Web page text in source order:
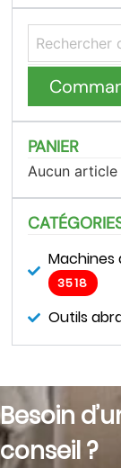
PANIER
Aucun article
Machines
3518
Outils
Besoin
conseil ?